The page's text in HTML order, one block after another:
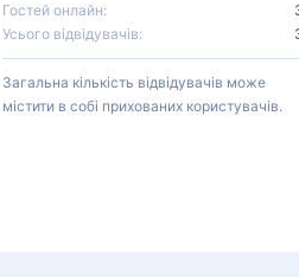
Гостей онлайн
Усього відвідувачів
Загальна кількість відвідувачів може
містити в собі прихованих користувачів.